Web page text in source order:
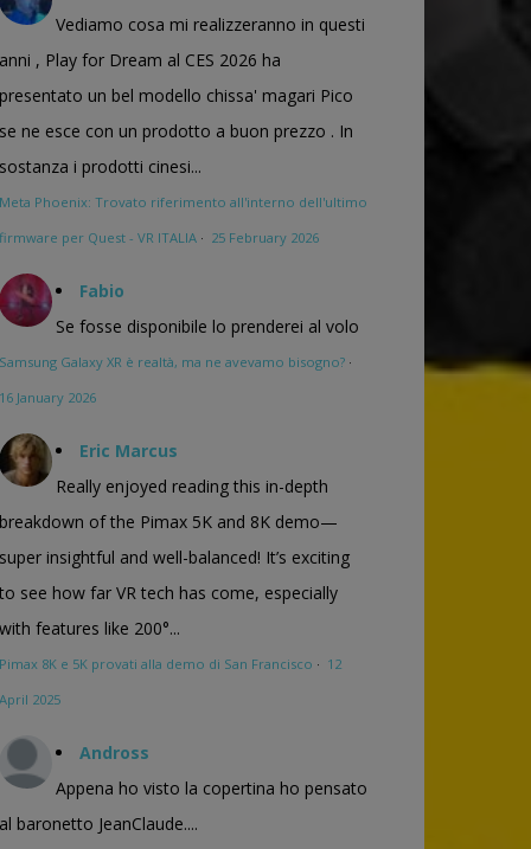
Vediamo cosa mi realizzeranno in questi
anni , Play for Dream al CES 2026 ha
presentato un bel modello chissa' magari Pico
se ne esce con un prodotto a buon prezzo . In
sostanza i prodotti cinesi...
Meta Phoenix: Trovato riferimento all'interno dell'ultimo
firmware per Quest - VR ITALIA · 25 February 2026
Fabio
Se fosse disponibile lo prenderei al volo
Samsung Galaxy XR è realtà, ma ne avevamo bisogno? ·
16 January 2026
Eric Marcus
Really enjoyed reading this in-depth
breakdown of the Pimax 5K and 8K demo—
super insightful and well-balanced! It’s exciting
to see how far VR tech has come, especially
with features like 200°...
Pimax 8K e 5K provati alla demo di San Francisco · 12
April 2025
Andross
Appena ho visto la copertina ho pensato
al baronetto JeanClaude....